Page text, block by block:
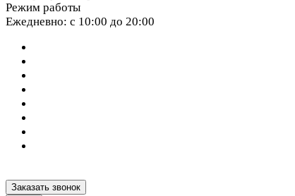
Режим работы
Ежедневно: с 10:00 до 20:00
Заказать звонок